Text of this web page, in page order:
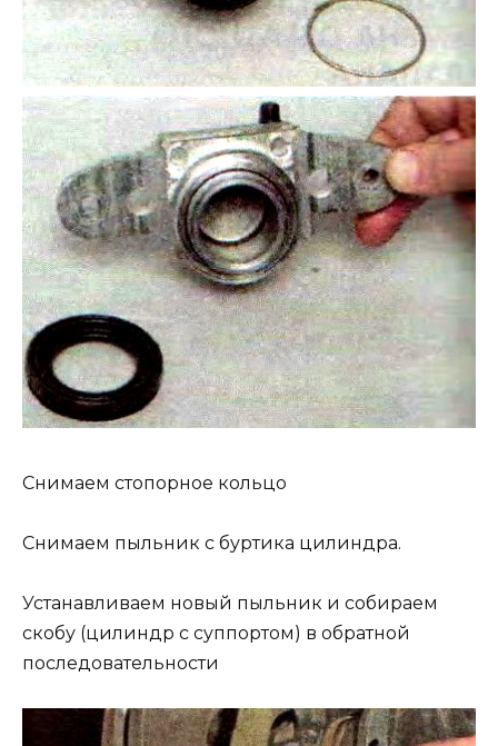
Снимаем стопорное кольцо
Снимаем пыльник с буртика цилиндра.
Устанавливаем новый пыльник и собираем
скобу (цилиндр с суппортом) в обратной
последовательности